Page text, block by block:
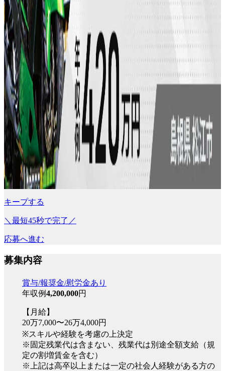
キープする
＼最短45秒で完了／
応募へ進む
募集内容
賞与/報奨金/慰労金あり
年収例4,200,000円
【月給】
20万7,000〜26万4,000円
※スキルや経験を考慮の上決定
※固定残業代は含まない、残業代は別途全額支給（規
定の割増賃金を含む）
※上記は高卒以上または一定の社会人経験がある方の